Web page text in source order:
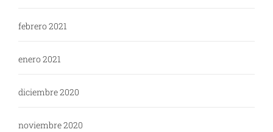
febrero 2021
enero 2021
diciembre 2020
noviembre 2020